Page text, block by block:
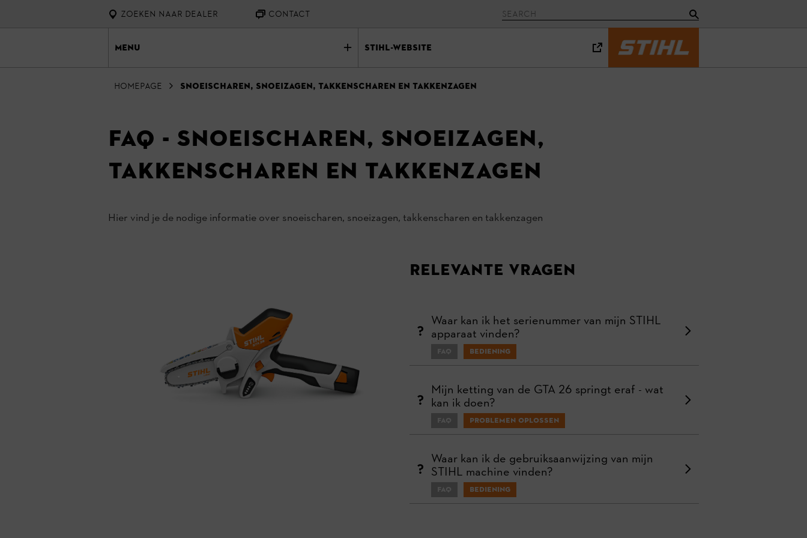
ZOEKEN NAAR DEALER CONTACT
Menu Stihl-website
homepage Snoeischaren, snoeizagen, takkenscharen en takkenzagen
FAQ - Snoeischaren, snoeizagen,
takkenscharen en takkenzagen
Hier vind je de nodige informatie over snoeischaren, snoeizagen, takkenscharen en takkenzagen
Relevante Vragen
Waar kan ik het serienummer van mijn STIHL
apparaat vinden?
FAQ Bediening
Mijn ketting van de GTA 26 springt eraf - wat
kan ik doen?
FAQ Problemen oplossen
Waar kan ik de gebruiksaanwijzing van mijn
STIHL machine vinden?
FAQ Bediening